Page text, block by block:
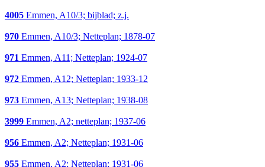
4005 Emmen, A10/3; bijblad; z.j.
970 Emmen, A10/3; Netteplan; 1878-07
971 Emmen, A11; Netteplan; 1924-07
972 Emmen, A12; Netteplan; 1933-12
973 Emmen, A13; Netteplan; 1938-08
3999 Emmen, A2; netteplan; 1937-06
956 Emmen, A2; Netteplan; 1931-06
955 Emmen, A2; Netteplan; 1931-06